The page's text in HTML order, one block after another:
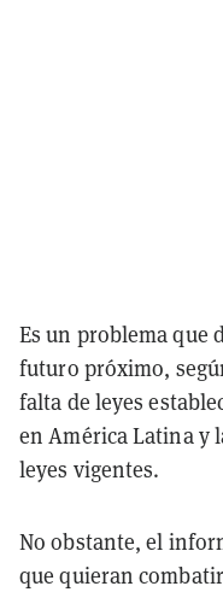
Es un problema que
futuro próximo,
falta de leyes
en América Latina y
leyes vigentes.
No obstante, el
que quieran